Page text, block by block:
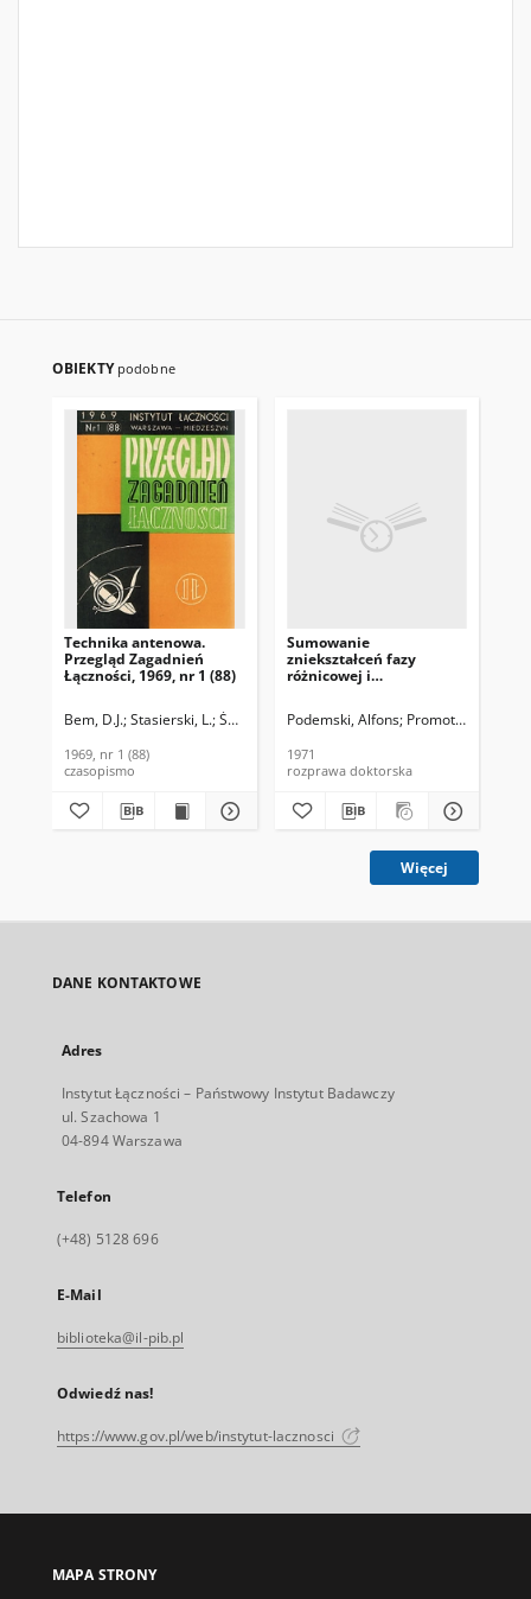
OBIEKTY podobne
Technika antenowa.
Przegląd Zagadnień
Łączności, 1969, nr 1 (88)
Bem, D.J. Stasierski, L. Ścibielski, J. Szwad, L. Sitek, A.
1969, nr 1 (88)
czasopismo
Sumowanie
zniekształceń fazy
różnicowej i
telewizji barwnej
Podemski, Alfons Promotor: prof. dr
1971
rozprawa doktorska
Więcej
DANE KONTAKTOWE
Adres
Instytut Łączności – Państwowy Instytut Badawczy
ul. Szachowa 1
04-894 Warszawa
Telefon
(+48) 5128 696
E-Mail
biblioteka@il-pib.pl
Odwiedź nas!
https://www.gov.pl/web/instytut-lacznosci
MAPA STRONY